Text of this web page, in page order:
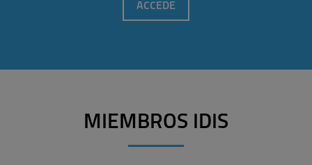
ACCEDE
MIEMBROS IDIS